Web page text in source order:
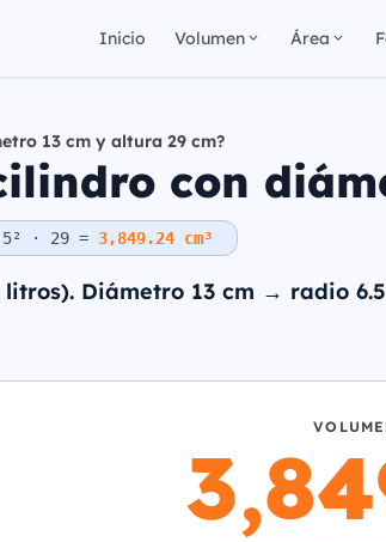
Inicio Volumen Área
13 cm y altura 29 cm?
con
· 29 = 3,849.24 cm³
litros). Diámetro 13 cm → radio